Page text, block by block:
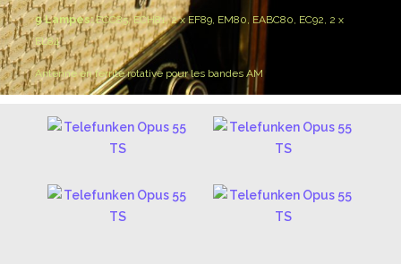
9Lampes:ECC85, ECH81, 2 x EF89, EM80, EABC80, EC92, 2 x
EL84
Antenne en ferrite rotative pour les bandes AM